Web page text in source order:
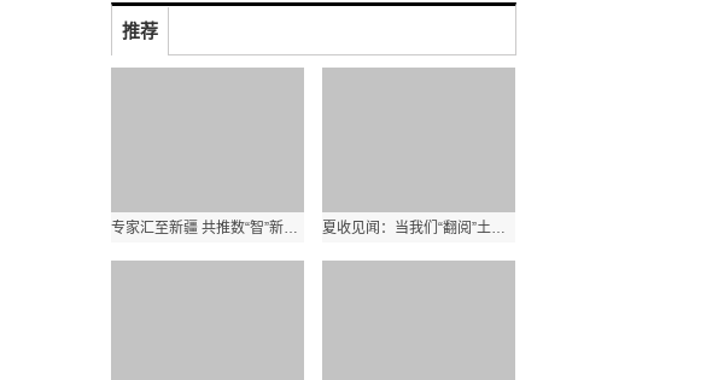
推荐
专家汇至新疆 共推数“智”新发展 夏收见闻：当我们“翻阅”土地|当前视讯